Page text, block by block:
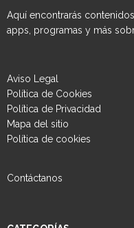
Aquí encontrarás
apps, programas y más
Aviso Legal
Política de Cookies
Política de Privacidad
Mapa del sitio
Política de cookies
Contáctanos